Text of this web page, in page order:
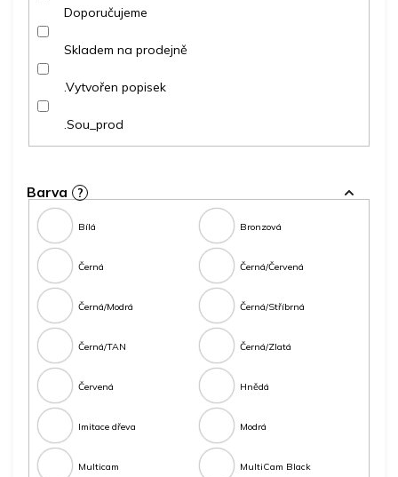
Doporučujeme
Skladem na prodejně
.Vytvořen popisek
.Sou_prod
Barva ?
Bílá Bronzová
Černá Černá/Červená
Černá/Modrá Černá/Stříbrná
Černá/TAN Černá/Zlatá
Červená Hnědá
Imitace dřeva Modrá
Multicam MultiCam Black